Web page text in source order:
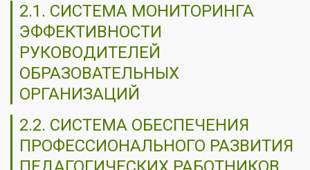
2.1. СИСТЕМА МОНИТОРИНГА
ЭФФЕКТИВНОСТИ
РУКОВОДИТЕЛЕЙ
ОБРАЗОВАТЕЛЬНЫХ
ОРГАНИЗАЦИЙ
2.2. СИСТЕМА ОБЕСПЕЧЕНИЯ
ПРОФЕССИОНАЛЬНОГО РАЗВИТИЯ